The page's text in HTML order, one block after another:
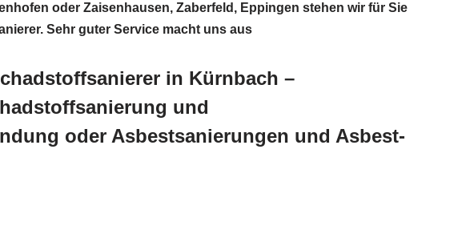
oder Zaisenhausen, Zaberfeld, Eppingen stehen wir für Sie
Sehr guter Service macht uns aus
in Kürnbach –
und
oder Asbestsanierungen und Asbest-